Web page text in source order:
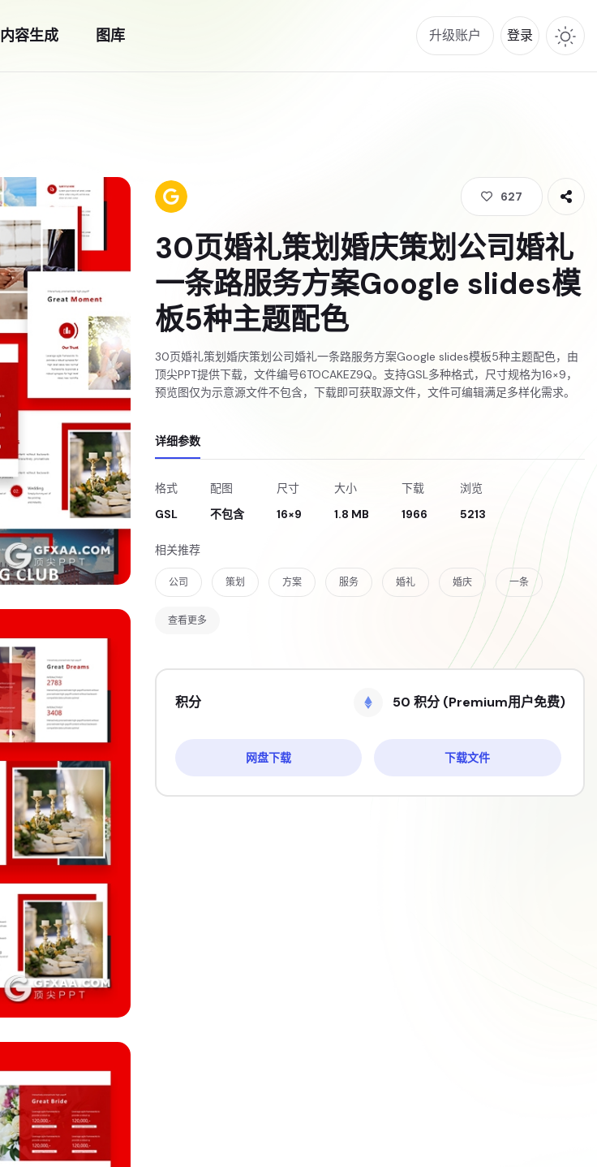
内容生成 图库 升级账户 登录
627
30页婚礼策划婚庆策划公司婚礼
一条路服务方案Google slides模
板5种主题配色
30页婚礼策划婚庆策划公司婚礼一条路服务方案Google slides模板5种主题配色，由
顶尖PPT提供下载，文件编号6TOCAKEZ9Q。支持GSL多种格式，尺寸规格为16×9，
预览图仅为示意源文件不包含，下载即可获取源文件，文件可编辑满足多样化需求。
详细参数
格式
GSL
配图
不包含
尺寸
16×9
大小
1.8 MB
下载
1966
浏览
5213
相关推荐
公司 策划 方案 服务 婚礼 婚庆 一条
查看更多
积分 50 积分 (Premium用户免费)
网盘下载 下载文件